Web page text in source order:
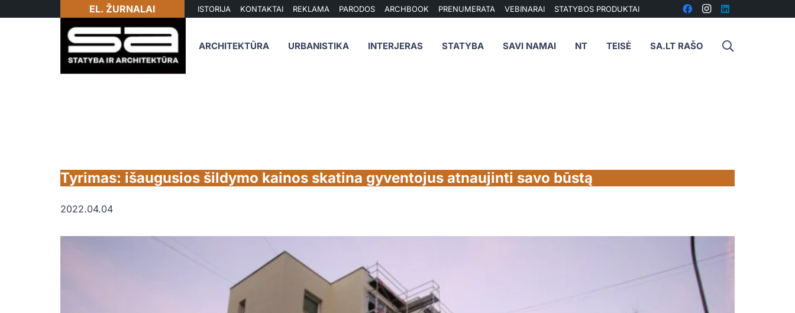
EL. ŽURNALAI ISTORIJA KONTAKTAI REKLAMA PARODOS ARCHBOOK PRENUMERATA VEBINARAI STATYBOS PRODUKTAI
ARCHITEKTŪRA URBANISTIKA INTERJERAS STATYBA SAVI NAMAI NT TEISĖ SA.LT RAŠO
Tyrimas: išaugusios šildymo kainos skatina gyventojus atnaujinti savo būstą
2022.04.04